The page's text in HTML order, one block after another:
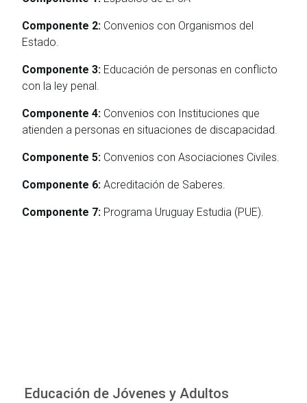
Componente 2: Convenios con Organismos del
Estado.
Componente 3: Educación de personas en conflicto
con la ley penal.
Componente 4: Convenios con Instituciones que
atienden a personas en situaciones de discapacidad.
Componente 5: Convenios con Asociaciones Civiles.
Componente 6: Acreditación de Saberes.
Componente 7: Programa Uruguay Estudia (PUE).
Educación de Jóvenes y Adultos